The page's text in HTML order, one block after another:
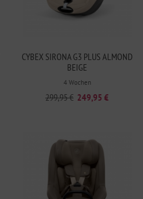
CYBEX SIRONA G3 PLUS ALMOND
BEIGE
4 Wochen
299,95 € 249,95 €